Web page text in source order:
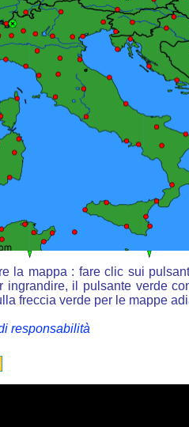
la mappa : fare clic sui
ingrandire, il pulsante verde
freccia verde per le mappe
responsabilità